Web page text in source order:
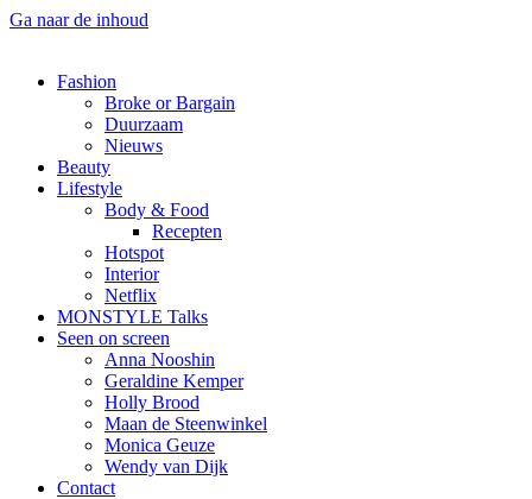
Ga naar de inhoud
Fashion
Broke or Bargain
Duurzaam
Nieuws
Beauty
Lifestyle
Body & Food
Recepten
Hotspot
Interior
Netflix
MONSTYLE Talks
Seen on screen
Anna Nooshin
Geraldine Kemper
Holly Brood
Maan de Steenwinkel
Monica Geuze
Wendy van Dijk
Contact